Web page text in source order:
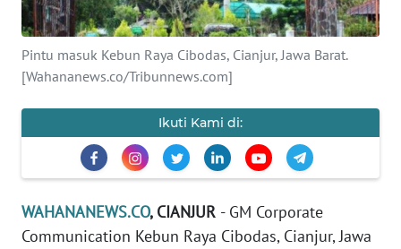
Pintu masuk Kebun Raya Cibodas, Cianjur, Jawa Barat.
[Wahananews.co/Tribunnews.com]
Ikuti Kami di:
WAHANANEWS.CO, CIANJUR - GM Corporate
Communication Kebun Raya Cibodas, Cianjur, Jawa
TENTANG
KAMI
PEDOMAN
KARIR